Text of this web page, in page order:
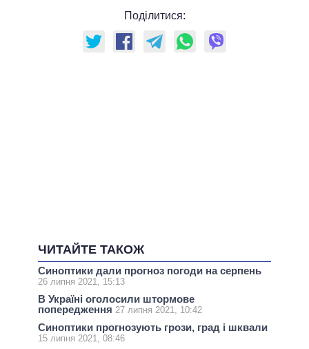
Поділитися:
ЧИТАЙТЕ ТАКОЖ
Синоптики дали прогноз погоди на серпень
26 липня 2021, 15:13
В Україні оголосили штормове
попередження 27 липня 2021, 10:42
Синоптики прогнозують грози, град і шквали
15 липня 2021, 08:46